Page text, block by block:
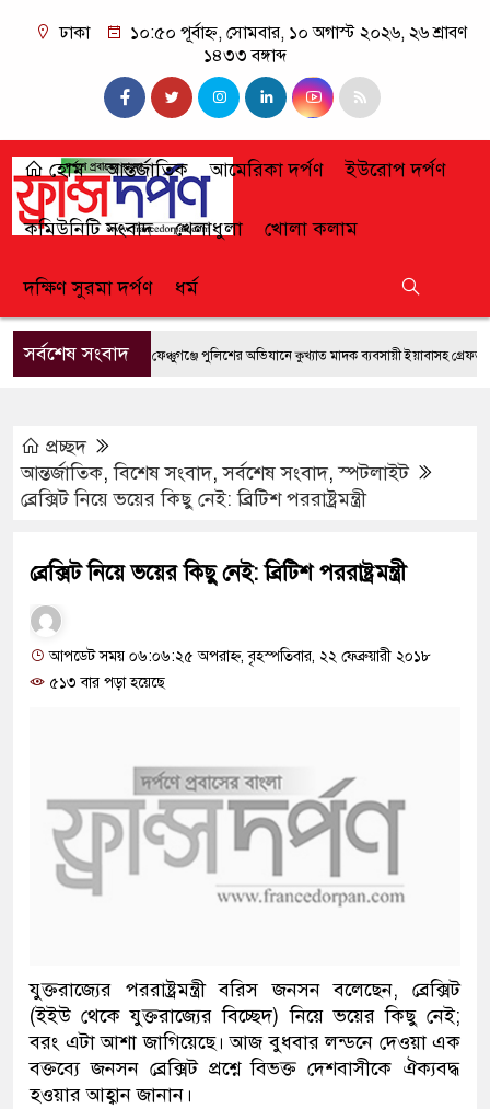
ঢাকা
১০:৫০ পূর্বাহ্ন, সোমবার, ১০ অগাস্ট ২০২৬, ২৬ শ্রাবণ
১৪৩৩ বঙ্গাব্দ
হোম আন্তর্জাতিক আমেরিকা দর্পণ ইউরোপ দর্পণ
কমিউনিটি সংবাদ খেলাধুলা খোলা কলাম
দক্ষিণ সুরমা দর্পণ ধর্ম
সর্বশেষ সংবাদফেঞ্চুগঞ্জে পুলিশের অভিযানে কুখ্যাত মাদক ব্যবসায়ী ইয়াবাসহ গ্রেফতার
প্রচ্ছদ
আন্তর্জাতিক,বিশেষ সংবাদ,সর্বশেষ সংবাদ,স্পটলাইট
ব্রেক্সিট নিয়ে ভয়ের কিছু নেই: ব্রিটিশ পররাষ্ট্রমন্ত্রী
ব্রেক্সিট নিয়ে ভয়ের কিছু নেই: ব্রিটিশ পররাষ্ট্রমন্ত্রী
আপডেট সময় ০৬:০৬:২৫ অপরাহ্ন, বৃহস্পতিবার, ২২ ফেব্রুয়ারী ২০১৮
৫১৩ বার পড়া হয়েছে
যুক্তরাজ্যের পররাষ্ট্রমন্ত্রী বরিস জনসন বলেছেন, ব্রেক্সিট
(ইইউ থেকে যুক্তরাজ্যের বিচ্ছেদ) নিয়ে ভয়ের কিছু নেই;
বরং এটা আশা জাগিয়েছে। আজ বুধবার লন্ডনে দেওয়া এক
বক্তব্যে জনসন ব্রেক্সিট প্রশ্নে বিভক্ত দেশবাসীকে ঐক্যবদ্ধ
হওয়ার আহ্বান জানান।